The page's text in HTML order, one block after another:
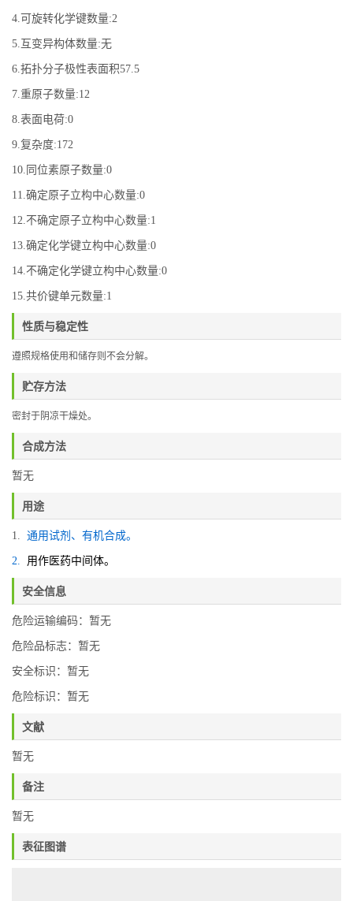
4.可旋转化学键数量:2
5.互变异构体数量:无
6.拓扑分子极性表面积57.5
7.重原子数量:12
8.表面电荷:0
9.复杂度:172
10.同位素原子数量:0
11.确定原子立构中心数量:0
12.不确定原子立构中心数量:1
13.确定化学键立构中心数量:0
14.不确定化学键立构中心数量:0
15.共价键单元数量:1
性质与稳定性
遵照规格使用和储存则不会分解。
贮存方法
密封于阴凉干燥处。
合成方法
暂无
用途
1. 通用试剂、有机合成。
2. 用作医药中间体。
安全信息
危险运输编码：暂无
危险品标志：暂无
安全标识：暂无
危险标识：暂无
文献
暂无
备注
暂无
表征图谱